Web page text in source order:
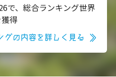
で、総合ランキング世界
得
グの内容を詳しく見る